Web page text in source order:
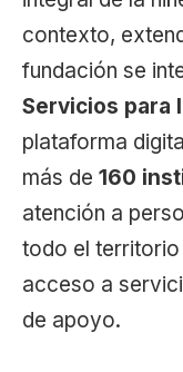
contexto,
fundación se
Servicios para
plataforma
más de 160
atención a
todo el
acceso a
de apoyo.